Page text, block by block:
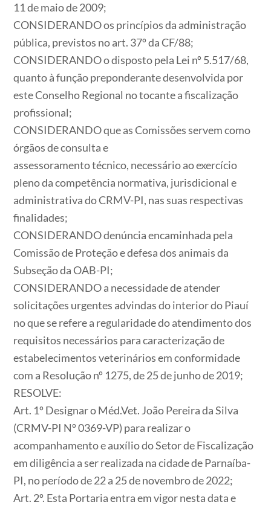
11 de maio de 2009;
CONSIDERANDOos princípios da administração
pública, previstos no art. 37º da CF/88;
CONSIDERANDOo disposto pela Lei nº 5.517/68,
quanto à função preponderante desenvolvida por
este Conselho Regional no tocante a fiscalização
profissional;
CONSIDERANDOque as Comissões servem como
órgãos de consulta e
assessoramento técnico, necessário ao exercício
pleno da competência normativa, jurisdicional e
administrativa do CRMV-PI, nas suas respectivas
finalidades;
CONSIDERANDOdenúncia encaminhada pela
Comissão de Proteção e defesa dos animais da
Subseção da OAB-PI;
CONSIDERANDOa necessidade de atender
solicitações urgentes advindas do interior do Piauí
no que se refere a regularidade do atendimento dos
requisitos necessários para caracterização de
estabelecimentos veterinários em conformidade
com a Resolução nº 1275, de 25 de junho de 2019;
RESOLVE:
Art. 1º Designar o Méd.Vet. João Pereira da Silva
(CRMV-PI Nº 0369-VP) para realizar o
acompanhamento e auxílio do Setor de Fiscalização
em diligência a ser realizada na cidade de Parnaíba-
PI, no período de 22 a 25 de novembro de 2022;
Art. 2º. Esta Portaria entra em vigor nesta data e